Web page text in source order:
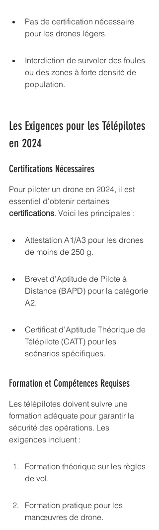
Pas de certification nécessaire
pour les drones légers.
Interdiction de survoler des foules
ou des zones à forte densité de
population.
Les Exigences pour les Télépilotes
en 2024
Certifications Nécessaires
Pour piloter un drone en 2024, il est
essentiel d'obtenir certaines
certifications. Voici les principales :
Attestation A1/A3 pour les drones
de moins de 250 g.
Brevet d’Aptitude de Pilote à
Distance (BAPD) pour la catégorie
A2.
Certificat d’Aptitude Théorique de
Télépilote (CATT) pour les
scénarios spécifiques.
Formation et Compétences Requises
Les télépilotes doivent suivre une
formation adéquate pour garantir la
sécurité des opérations. Les
exigences incluent :
Formation théorique sur les règles
de vol.
Formation pratique pour les
manœuvres de drone.